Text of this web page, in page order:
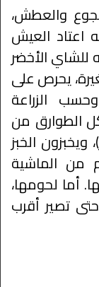
والعطش،
اعتاد العيش
للشاي الأخضر
يحرص على
الزراعة
الطوارق من
ويخبزون الخبز
من الماشية
أما لحومها،
تصير أقرب